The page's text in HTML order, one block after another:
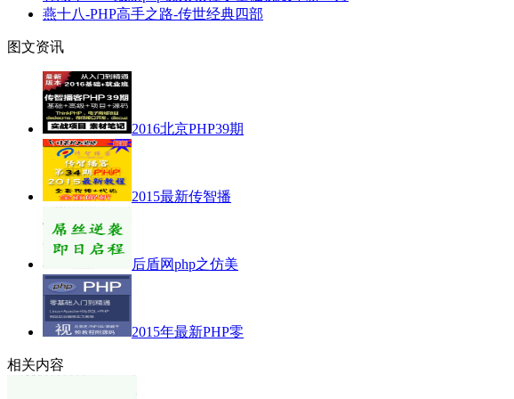
燕十八-PHP高手之路-传世经典四部
图文资讯
2016北京PHP39期
2015最新传智播
后盾网php之仿美
2015年最新PHP零
相关内容